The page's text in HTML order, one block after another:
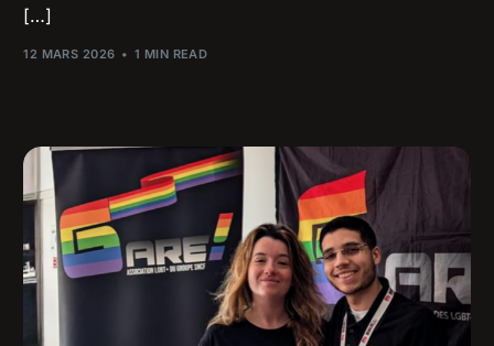
[…]
12 MARS 2026 1 MIN READ